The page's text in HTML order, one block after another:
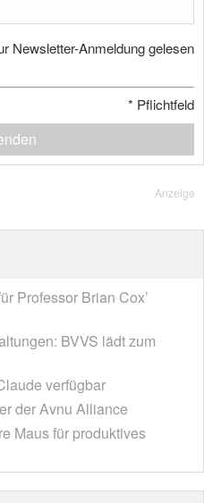
Newsletter-Anmeldung gelesen
* Pflichtfeld
Anzeige
Professor Brian Cox’
BVVS lädt zum
verfügbar
der Avnu Alliance
Maus für produktives